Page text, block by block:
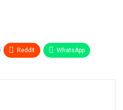
ReddIt WhatsApp